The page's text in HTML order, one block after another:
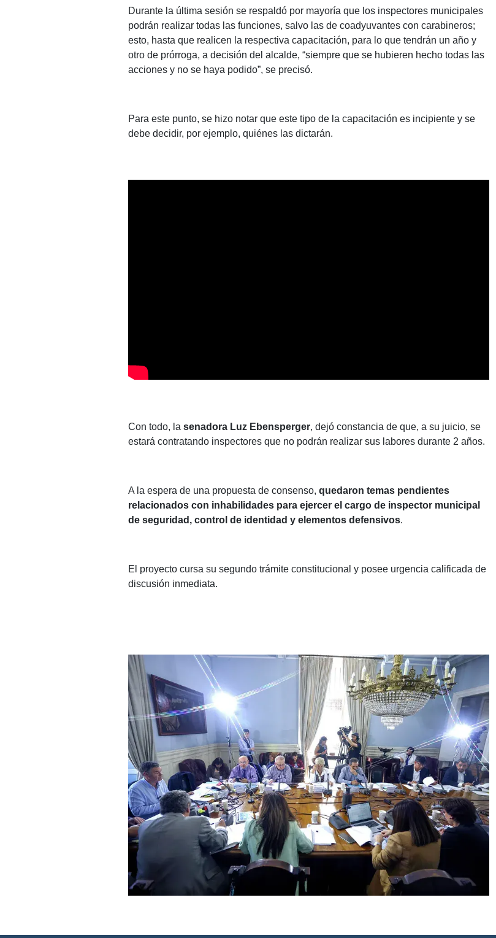
Durante la última sesión se respaldó por mayoría que los inspectores municipales
podrán realizar todas las funciones, salvo las de coadyuvantes con carabineros;
esto, hasta que realicen la respectiva capacitación, para lo que tendrán un año y
otro de prórroga, a decisión del alcalde, “siempre que se hubieren hecho todas las
acciones y no se haya podido”, se precisó.
Para este punto, se hizo notar que este tipo de la capacitación es incipiente y se
debe decidir, por ejemplo, quiénes las dictarán.
Con todo, la senadora Luz Ebensperger, dejó constancia de que, a su juicio, se
estará contratando inspectores que no podrán realizar sus labores durante 2 años.
A la espera de una propuesta de consenso, quedaron temas pendientes
relacionados con inhabilidades para ejercer el cargo de inspector municipal
de seguridad, control de identidad y elementos defensivos.
El proyecto cursa su segundo trámite constitucional y posee urgencia calificada de
discusión inmediata.